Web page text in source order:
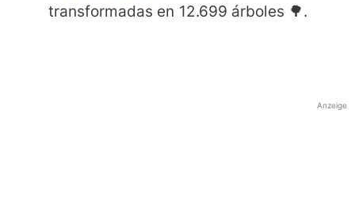
transformadas en 12.699 árboles 🌳.
Anzeige